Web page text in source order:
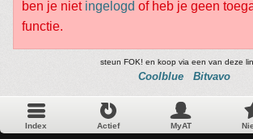
ben je niet ingelogd of heb je geen
functie.
steun FOK! en koop via een van deze
Coolblue Bitvavo
Index Actief MyAT